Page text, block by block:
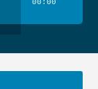
00:00